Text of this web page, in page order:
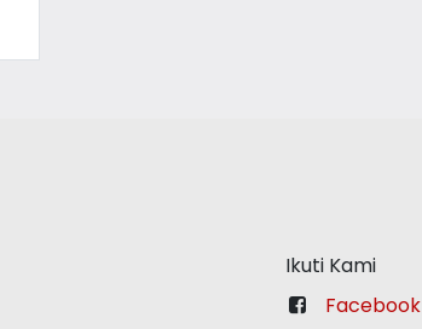
Ikuti Kami
Facebook